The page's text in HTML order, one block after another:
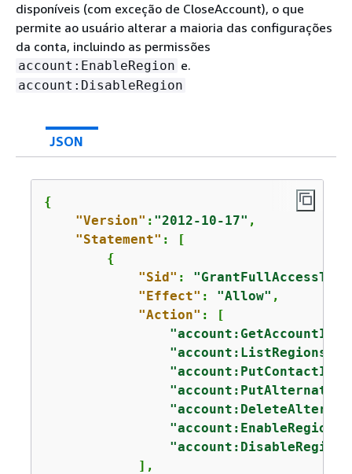
disponíveis (com exceção de CloseAccount), o que
permite ao usuário alterar a maioria das configurações
da conta, incluindo as permissões
account:EnableRegion e.
account:DisableRegion
JSON
{
"Version" : "2012-10-17" ,
"Statement" : [
{
"Sid" :
"Effect" : "Allow" ,
"Action" : [
"account:ListRegions"
"account:EnableRegion"
"account:DisableRegion"
            ],